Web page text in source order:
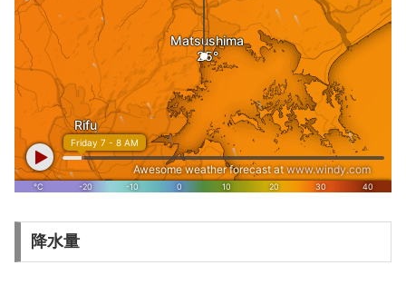
降水量